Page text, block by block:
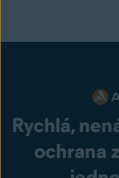
Rychlá,
ochrana